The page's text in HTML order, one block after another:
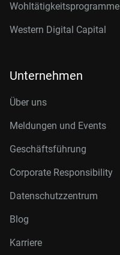
Wohltätigkeitsprogramme
Western Digital Capital
Unternehmen
Über uns
Meldungen und Events
Geschäftsführung
Corporate Responsibility
Datenschutzzentrum
Blog
Karriere